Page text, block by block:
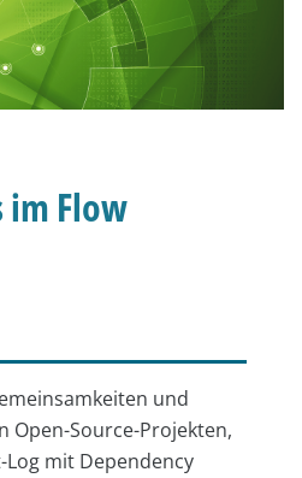
im Flow
und
Open-Source-Projekten,
mit Dependency